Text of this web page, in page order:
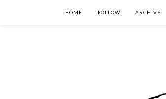
HOME FOLLOW ARCHIVE